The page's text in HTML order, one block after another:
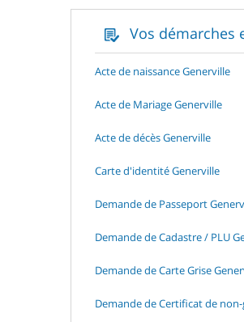
Vos démarches
Acte de naissance Generville
Acte de Mariage Generville
Acte de décès Generville
Carte d'identité Generville
Demande de Passeport
Demande de Cadastre / PLU
Demande de Carte Grise
Demande de Certificat de